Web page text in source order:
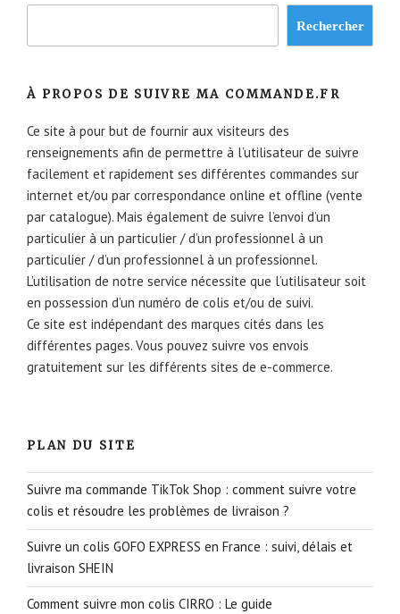
Rechercher
À PROPOS DE SUIVRE MA COMMANDE.FR
Ce site à pour but de fournir aux visiteurs des
renseignements afin de permettre à l’utilisateur de suivre
facilement et rapidement ses différentes commandes sur
internet et/ou par correspondance online et offline (vente
par catalogue). Mais également de suivre l’envoi d’un
particulier à un particulier / d’un professionnel à un
particulier / d’un professionnel à un professionnel.
L’utilisation de notre service nécessite que l’utilisateur soit
en possession d’un numéro de colis et/ou de suivi.
Ce site est indépendant des marques cités dans les
différentes pages. Vous pouvez suivre vos envois
gratuitement sur les différents sites de e-commerce.
PLAN DU SITE
Suivre ma commande TikTok Shop : comment suivre votre
colis et résoudre les problèmes de livraison ?
Suivre un colis GOFO EXPRESS en France : suivi, délais et
livraison SHEIN
Comment suivre mon colis CIRRO : Le guide